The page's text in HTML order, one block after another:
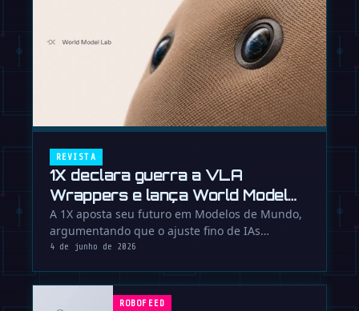
REVISTA
1X declara guerra a VLA
Wrappers e lança World Model
Lab
A 1X aposta seu futuro em Modelos de Mundo,
argumentando que o ajuste fino de IAs
existentes é um beco sem saída para …
4 de junho de 2026
ROBOFEED